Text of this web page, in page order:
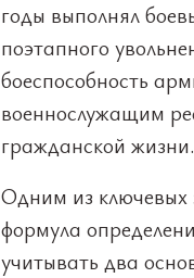
годы выполнял
поэтапного
боеспособность
военнослужащим
гражданской жизни.
Одним из ключевых
формула
учитывать два